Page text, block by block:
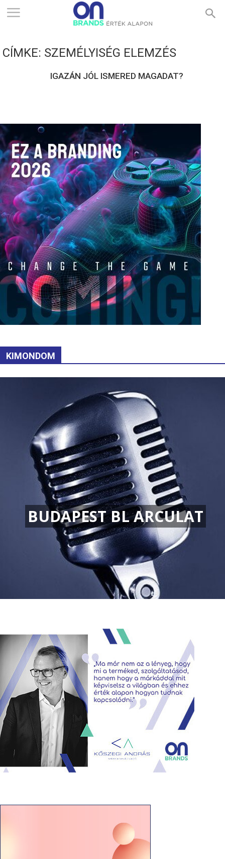
ONBRANDS
ALAPON
CÍMKE: SZEMÉLYISÉG ELEMZÉS
IGAZÁN JÓL ISMERED MAGADAT?
KIMONDOM
BUDAPEST BL ARCULAT